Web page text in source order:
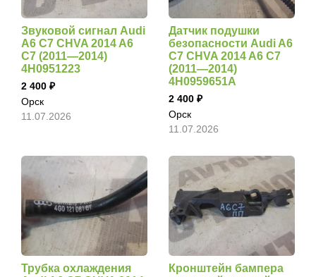
Звуковой сигнал Audi
A6 C7 CHVA 2014 A6
C7 (2011—2014)
4H0951223
2 400
Орск
11.07.2026
Датчик подушки
безопасности Audi A6
C7 CHVA 2014 A6 C7
(2011—2014)
4H0959651A
2 400
Орск
11.07.2026
Трубка охлаждения
Кронштейн бампера